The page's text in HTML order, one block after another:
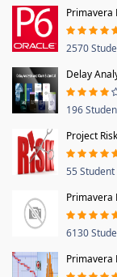
Primavera
2570
Delay
196
Project
55 Student
Primavera
6130
Primavera